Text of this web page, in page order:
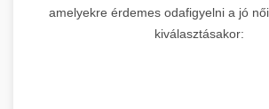
amelyekre érdemes odafigyelni a jó
kiválasztásakor: